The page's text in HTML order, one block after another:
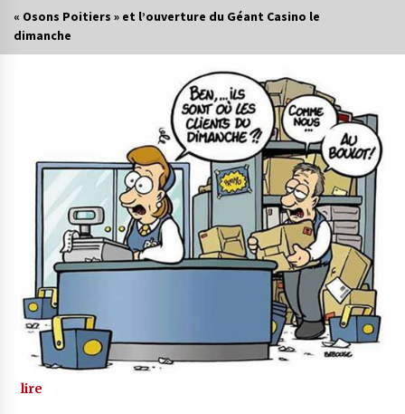
« Osons Poitiers » et l’ouverture du Géant Casino le
dimanche
lire